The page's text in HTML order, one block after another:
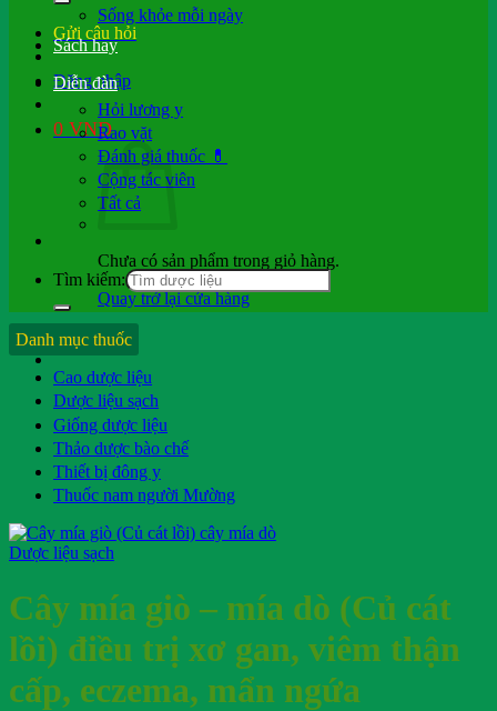
Gửi câu hỏi
Đăng nhập
0 VND
Chưa có sản phẩm trong giỏ hàng.
Quay trở lại cửa hàng
Hỏi b.sĩ
Sống khỏe mỗi ngày
Sách hay
Diễn đàn
Hỏi lương y
Rao vặt
Đánh giá thuốc 💊
Cộng tác viên
Tất cả
Tìm kiếm:
Danh mục thuốc
Cao dược liệu
Dược liệu sạch
Giống dược liệu
Thảo dược bào chế
Thiết bị đông y
Thuốc nam người Mường
Dược liệu sạch
Cây mía giò – mía dò (Củ cát
lồi) điều trị xơ gan, viêm thận
cấp, eczema, mẩn ngứa